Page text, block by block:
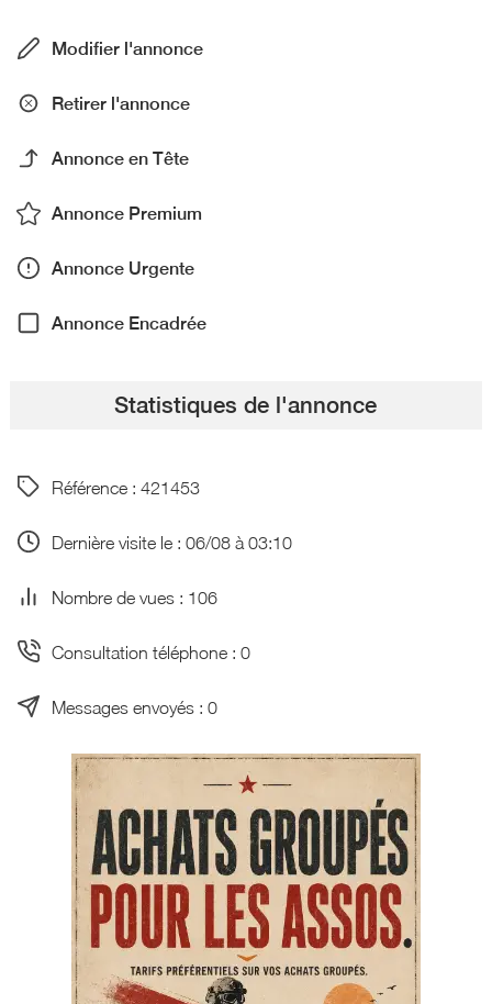
Modifier l'annonce
Retirer l'annonce
Annonce en Tête
Annonce Premium
Annonce Urgente
Annonce Encadrée
Statistiques de l'annonce
Référence : 421453
Dernière visite le : 06/08 à 03:10
Nombre de vues : 106
Consultation téléphone : 0
Messages envoyés : 0